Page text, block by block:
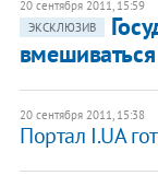
20 сентября 2011, 15:59
ЭКСКЛЮЗИВ
20 сентября 2011, 15:38
Портал I.UA